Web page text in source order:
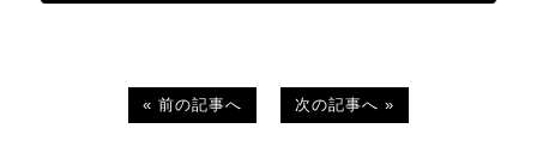
« 前の記事へ 次の記事へ »